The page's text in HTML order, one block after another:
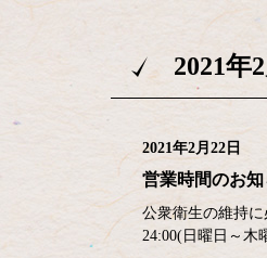
2021年
2021年2月22日
営業時間のお
公衆衛生の維持
24:00(日曜日～